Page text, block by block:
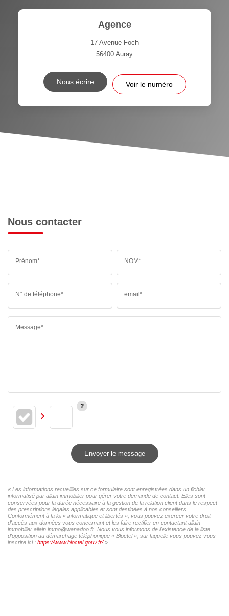
Agence
17 Avenue Foch
56400 Auray
Nous écrire Voir le numéro
Nous contacter
Prénom* NOM*
N° de téléphone* email*
Message*
Envoyer le message
« Les informations recueillies sur ce formulaire sont enregistrées dans un fichier
informatisé par allain immobilier pour gérer votre demande de contact. Elles sont
conservées pour la durée nécessaire à la gestion de la relation client dans le respect
des prescriptions légales applicables et sont destinées à nos conseillers
Conformément à la loi « informatique et libertés », vous pouvez exercer votre droit
d'accès aux données vous concernant et les faire rectifier en contactant allain
immobilier allain.immo@wanadoo.fr. Nous vous informons de l'existence de la liste
d'opposition au démarchage téléphonique « Bloctel », sur laquelle vous pouvez vous
inscrire ici : https://www.bloctel.gouv.fr/»